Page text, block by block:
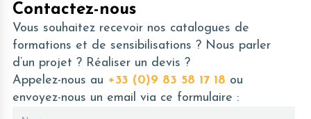
Contactez-nous
Vous souhaitez recevoir nos catalogues de
formations et de sensibilisations ? Nous parler
d’un projet ? Réaliser un devis ?
Appelez-nous au +33 (0)9 83 58 17 18 ou
envoyez-nous un email via ce formulaire :